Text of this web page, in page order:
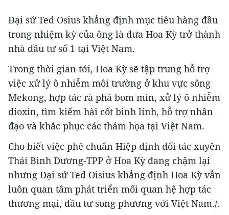
Đại sứ Ted Osius khẳng định mục tiêu hàng đầu
trong nhiệm kỳ của ông là đưa Hoa Kỳ trở thành
nhà đầu tư số 1 tại Việt Nam.
Trong thời gian tới, Hoa Kỳ sẽ tập trung hỗ trợ
việc xử lý ô nhiễm môi trường ở khu vực sông
Mekong, hợp tác rà phá bom mìn, xử lý ô nhiễm
dioxin, tìm kiếm hài cốt binh lính, hỗ trợ nhân
đạo và khắc phục các thảm họa tại Việt Nam.
Cho biết việc phê chuẩn Hiệp định đối tác xuyên
Thái Bình Dương-TPP ở Hoa Kỳ đang chậm lại
nhưng Đại sứ Ted Oisius khẳng định Hoa Kỳ vẫn
luôn quan tâm phát triển mối quan hệ hợp tác
thương mại, đầu tư song phương với Việt Nam./.